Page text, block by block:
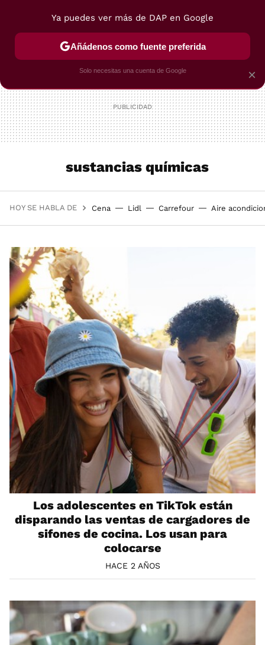
POSTRES VIAJES SELECCIÓN VEGUI
sustancias químicas
HOY SE HABLA DE Cena Lidl Carrefour Aire
Los adolescentes en TikTok están
disparando las ventas de cargadores de
sifones de cocina. Los usan para
colocarse
HACE 2 AÑOS
×
Ya puedes ver más de DAP en Google
Añádenos como fuente preferida
Solo necesitas una cuenta de Google